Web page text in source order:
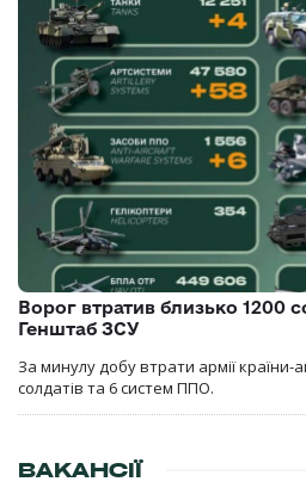
Ворог втратив близько 1200
Генштаб ЗСУ
За минулу добу втрати армії країни-
солдатів та 6 систем ППО.
ВАКАНСІЇ